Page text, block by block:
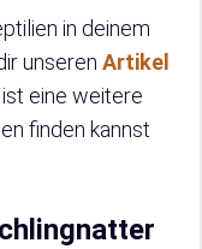
in deinem
unseren Artikel
ist eine weitere
finden kannst